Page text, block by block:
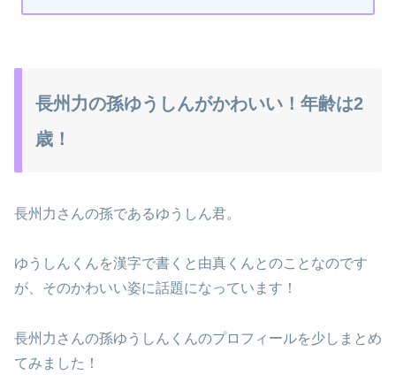
長州力の孫ゆうしんがかわいい！年齢は2
歳！
長州力さんの孫であるゆうしん君。
ゆうしんくんを漢字で書くと由真くんとのことなのです
が、そのかわいい姿に話題になっています！
長州力さんの孫ゆうしんくんのプロフィールを少しまとめ
てみました！